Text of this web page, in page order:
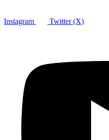
Instagram Twitter (X)